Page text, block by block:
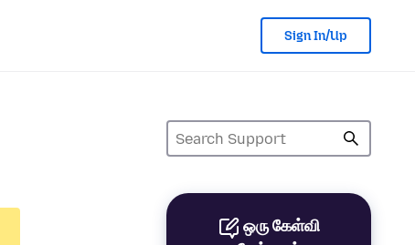
Sign In/Up
ஒரு கேள்வி